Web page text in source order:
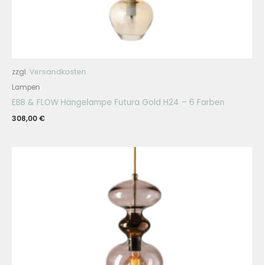
zzgl. Versandkosten
Lampen
EBB & FLOW Hängelampe Futura Gold H24 – 6 Farben
308,00 €